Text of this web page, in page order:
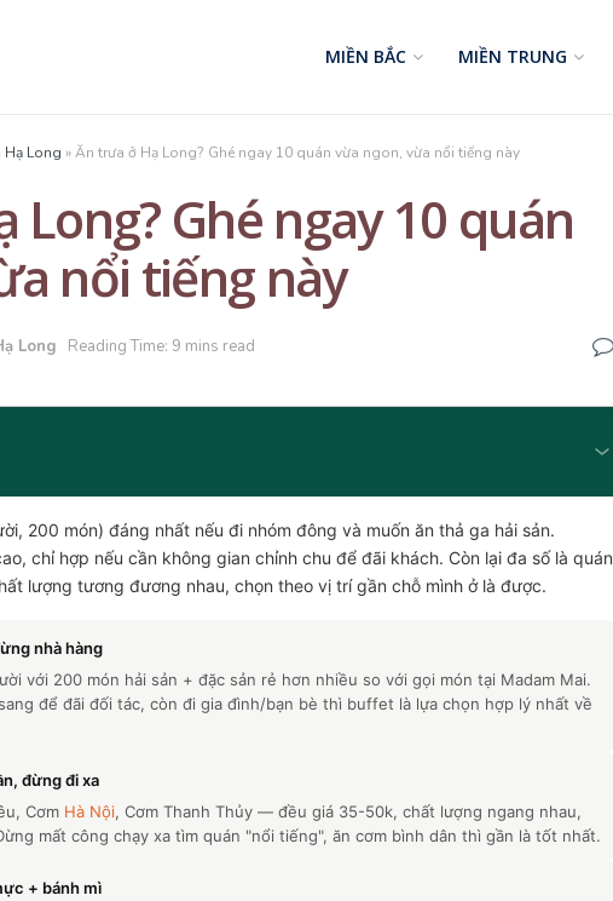
MIỀN BẮC MIỀN TRUNG
Hạ Long »Ăn trưa ở Hạ Long? Ghé ngay 10 quán vừa ngon, vừa nổi tiếng này
Ghé ngay 10 quán
nổi tiếng này
Long Reading Time: 9 mins read
200 món) đáng nhất nếu đi nhóm đông và muốn ăn thả ga hải sản.
chỉ hợp nếu cần không gian chỉnh chu để đãi khách. Còn lại đa số là quán
lượng tương đương nhau, chọn theo vị trí gần chỗ mình ở là được.
nhà hàng
với 200 món hải sản + đặc sản rẻ hơn nhiều so với gọi món tại Madam Mai.
để đãi đối tác, còn đi gia đình/bạn bè thì buffet là lựa chọn hợp lý nhất về
đừng đi xa
Cơm Hà Nội, Cơm Thanh Thủy — đều giá 35-50k, chất lượng ngang nhau,
mất công chạy xa tìm quán "nổi tiếng", ăn cơm bình dân thì gần là tốt nhất.
+ bánh mì